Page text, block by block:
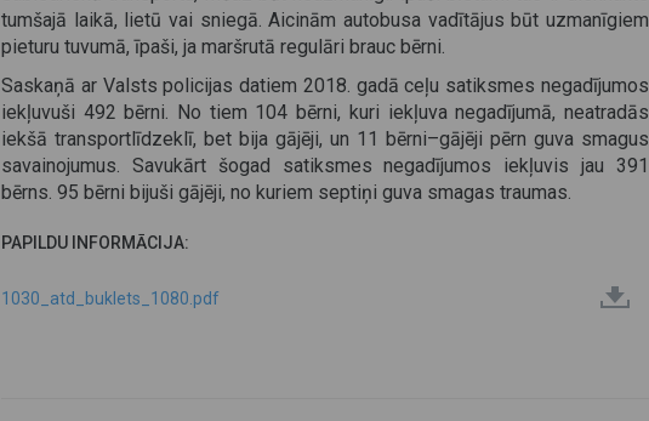
tumšajā laikā, lietū vai sniegā. Aicinām autobusa vadītājus būt uzmanīgiem
pieturu tuvumā, īpaši, ja maršrutā regulāri brauc bērni.
Saskaņā ar Valsts policijas datiem 2018. gadā ceļu satiksmes negadījumos
iekļuvuši 492 bērni. No tiem 104 bērni, kuri iekļuva negadījumā, neatradās
iekšā transportlīdzeklī, bet bija gājēji, un 11 bērni–gājēji pērn guva smagus
savainojumus. Savukārt šogad satiksmes negadījumos iekļuvis jau 391
bērns. 95 bērni bijuši gājēji, no kuriem septiņi guva smagas traumas.
PAPILDU INFORMĀCIJA:
1030_atd_buklets_1080.pdf